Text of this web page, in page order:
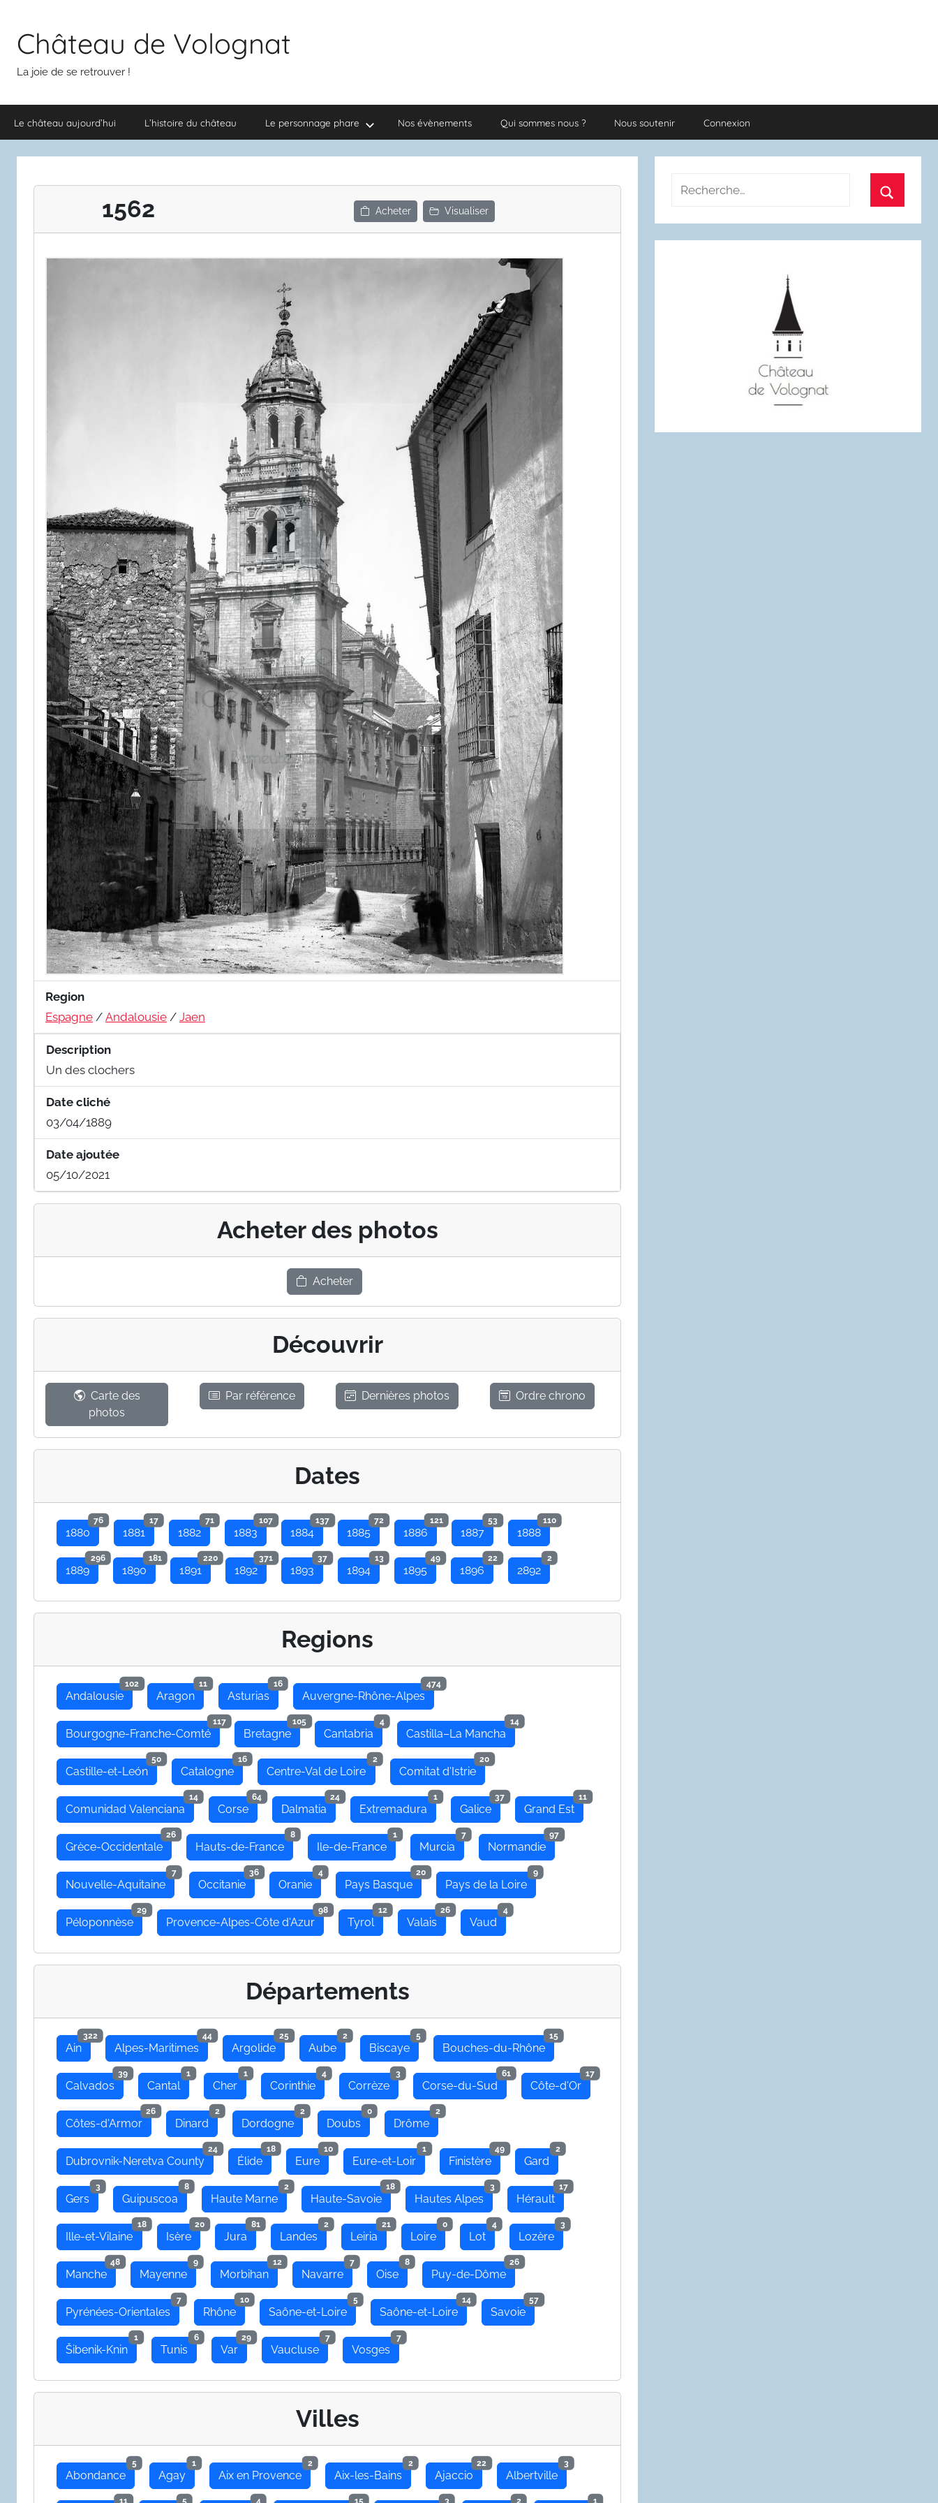
contenuChâteau de Volognat
La joie de se retrouver !
Le château aujourd’hui L’histoire du château Le personnage phare Nos évènements Qui sommes nous ? Nous soutenir Connexion
1562 Acheter Visualiser
Region
Espagne / Andalousie / Jaen
Description
Un des clochers
Date cliché
03/04/1889
Date ajoutée
05/10/2021
Acheter des photos
Acheter
Découvrir
Carte des
photos
Par référence Dernières photos Ordre chrono
Dates
1880
76
1881
17
1882
71
1883
107
1884
137
1885
72
1886
121
1887
53
1888
110
1889
296
1890
181
1891
220
1892
371
1893
37
1894
13
1895
49
1896
22
2892
2
Regions
Andalousie
102
Aragon
11
Asturias
16
Auvergne-Rhône-Alpes
474
Bourgogne-Franche-Comté
117
Bretagne
105
Cantabria
4
Castilla–La Mancha
14
Castille-et-León
50
Catalogne
16
Centre-Val de Loire
2
Comitat d'Istrie
20
Comunidad Valenciana
14
Corse
64
Dalmatia
24
Extremadura
1
Galice
37
Grand Est
11
Grèce-Occidentale
26
Hauts-de-France
8
Ile-de-France
1
Murcia
7
Normandie
97
Nouvelle-Aquitaine
7
Occitanie
36
Oranie
4
Pays Basque
20
Pays de la Loire
9
Péloponnèse
29
Provence-Alpes-Côte d'Azur
98
Tyrol
12
Valais
26
Vaud
4
Départements
Ain
322
Alpes-Maritimes
44
Argolide
25
Aube
2
Biscaye
5
Bouches-du-Rhône
15
Calvados
39
Cantal
1
Cher
1
Corinthie
4
Corrèze
3
Corse-du-Sud
61
Côte-d'Or
17
Côtes-d'Armor
26
Dinard
2
Dordogne
2
Doubs
0
Drôme
2
Dubrovnik-Neretva County
24
Élide
18
Eure
10
Eure-et-Loir
1
Finistère
49
Gard
2
Gers
3
Guipuscoa
8
Haute Marne
2
Haute-Savoie
18
Hautes Alpes
3
Hérault
17
Ille-et-Vilaine
18
Isère
20
Jura
81
Landes
2
Leiria
21
Loire
0
Lot
4
Lozère
3
Manche
48
Mayenne
9
Morbihan
12
Navarre
7
Oise
8
Puy-de-Dôme
26
Pyrénées-Orientales
7
Rhône
10
Saône-et-Loire
5
Saône-et-Loire
14
Savoie
57
Šibenik-Knin
1
Tunis
6
Var
29
Vaucluse
7
Vosges
7
Villes
Abondance
5
Agay
1
Aix en Provence
2
Aix-les-Bains
2
Ajaccio
22
Albertville
3
11 5 4 15 3 2 1
Recherche
: